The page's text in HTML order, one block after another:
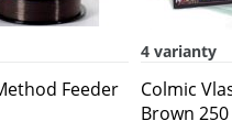
Feeder
4 varianty
Colmic
Brown